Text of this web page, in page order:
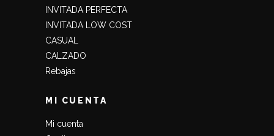
INVITADA PERFECTA
INVITADA LOW COST
CASUAL
CALZADO
Rebajas
MI CUENTA
Mi cuenta